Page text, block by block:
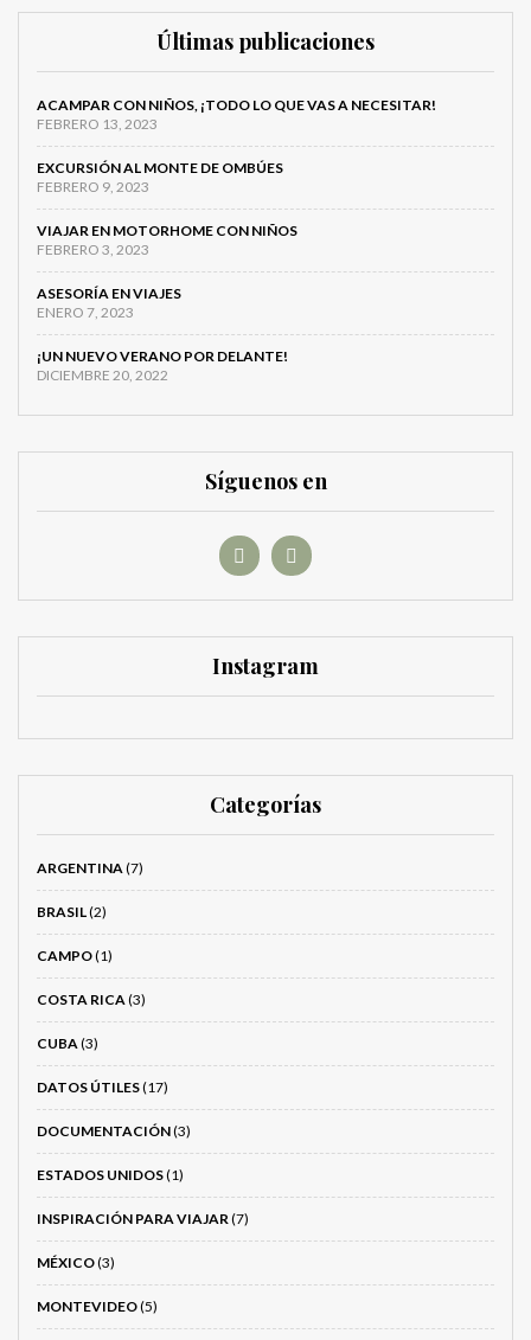
Últimas publicaciones
ACAMPAR CON NIÑOS, ¡TODO LO QUE VAS A NECESITAR!
FEBRERO 13, 2023
EXCURSIÓN AL MONTE DE OMBÚES
FEBRERO 9, 2023
VIAJAR EN MOTORHOME CON NIÑOS
FEBRERO 3, 2023
ASESORÍA EN VIAJES
ENERO 7, 2023
¡UN NUEVO VERANO POR DELANTE!
DICIEMBRE 20, 2022
Síguenos en
Instagram
Categorías
ARGENTINA(7)
BRASIL(2)
CAMPO(1)
COSTA RICA(3)
CUBA(3)
DATOS ÚTILES(17)
DOCUMENTACIÓN(3)
ESTADOS UNIDOS(1)
INSPIRACIÓN PARA VIAJAR(7)
MÉXICO(3)
MONTEVIDEO(5)